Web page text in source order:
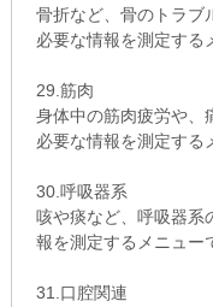
骨折など、骨のトラブ
必要な情報を測定する
29.筋肉
身体中の筋肉疲労や、
必要な情報を測定する
30.呼吸器系
咳や痰など、呼吸器系
報を測定するメニュー
31.口腔関連